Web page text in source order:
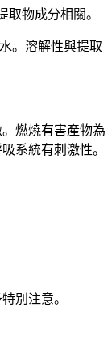
取物成分相關。
。溶解性與提取
燃燒有害產物為
系統有刺激性。
別注意。